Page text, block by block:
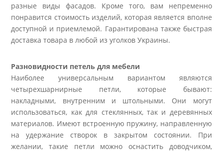
разные виды фасадов. Кроме того, вам непременно
понравится стоимость изделий, которая является вполне
доступной и приемлемой. Гарантирована также быстрая
доставка товара в любой из уголков Украины.
Разновидности петель для мебели
Наиболее универсальным вариантом являются
четырехшарнирные петли, которые бывают:
накладными, внутренним и штольными. Они могут
использоваться, как для стеклянных, так и деревянных
материалов. Имеют встроенную пружину, направленную
на удержание створок в закрытом состоянии. При
желании, такие петли можно оснастить доводчиком,